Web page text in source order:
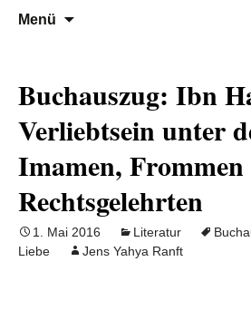
Al-Adala.de
Denn die Gerechtigkeit
Menü
Buchauszug: Ibn
Verliebtsein unter
Imamen,
Rechtsgelehrten
1. Mai 2016 Literatur
Liebe
Jens Yahya Ranft